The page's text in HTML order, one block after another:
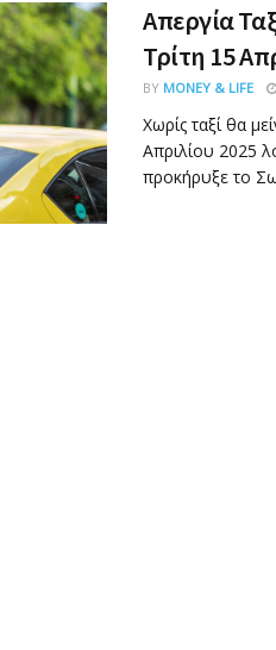
Απεργία
Τρίτη 15
BY MONEY & LIFE
Χωρίς ταξί θα
Απριλίου 2025
προκήρυξε το